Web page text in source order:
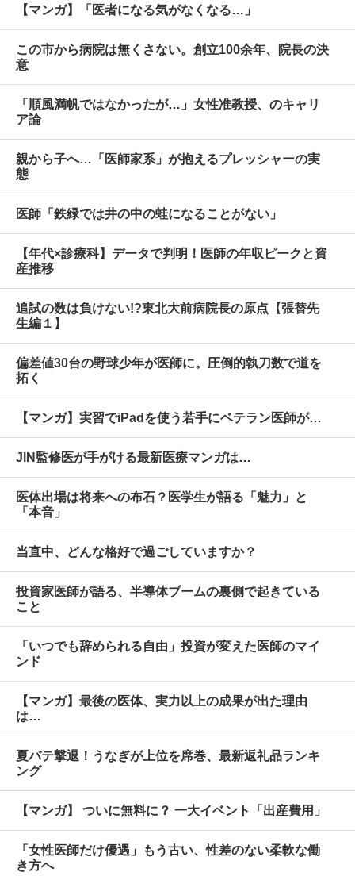
【マンガ】「医者になる気がなくなる…」
この市から病院は無くさない。創立100余年、院長の決
意
「順風満帆ではなかったが…」女性准教授、のキャリ
ア論
親から子へ…「医師家系」が抱えるプレッシャーの実
態
医師「鉄緑では井の中の蛙になることがない」
【年代×診療科】データで判明！医師の年収ピークと資
産推移
追試の数は負けない!?東北大前病院長の原点【張替先
生編１】
偏差値30台の野球少年が医師に。圧倒的執刀数で道を
拓く
【マンガ】実習でiPadを使う若手にベテラン医師が…
JIN監修医が手がける最新医療マンガは…
医体出場は将来への布石？医学生が語る「魅力」と
「本音」
当直中、どんな格好で過ごしていますか？
投資家医師が語る、半導体ブームの裏側で起きている
こと
「いつでも辞められる自由」投資が変えた医師のマイ
ンド
【マンガ】最後の医体、実力以上の成果が出た理由
は…
夏バテ撃退！うなぎが上位を席巻、最新返礼品ランキ
ング
【マンガ】 ついに無料に？ 一大イベント「出産費用」
「女性医師だけ優遇」もう古い、性差のない柔軟な働
き方へ